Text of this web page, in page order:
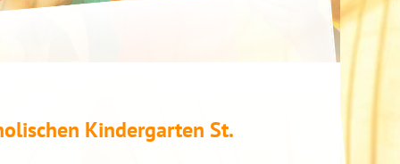
Kindergarten St.